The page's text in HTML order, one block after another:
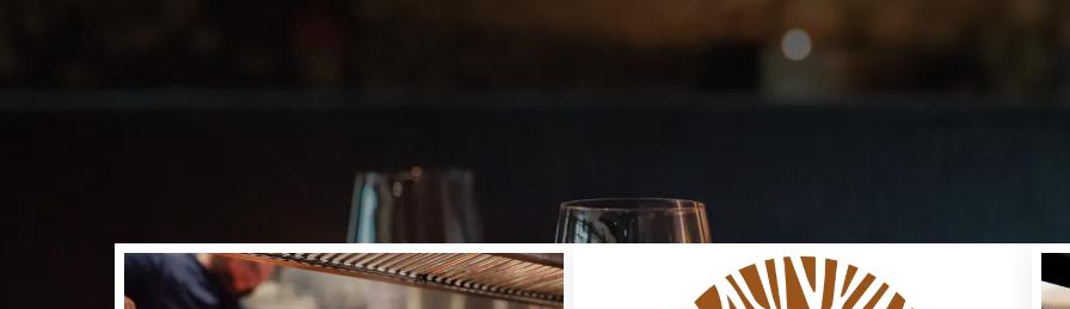
Où le feu, la fumée et la gastronomie se
Oakroom offre une expérience culinaire unique où l'ambiance intime et la perfection
restaurant est un magnifique complément à notre 'Valkrestaurant' de confiance et est
gourmets